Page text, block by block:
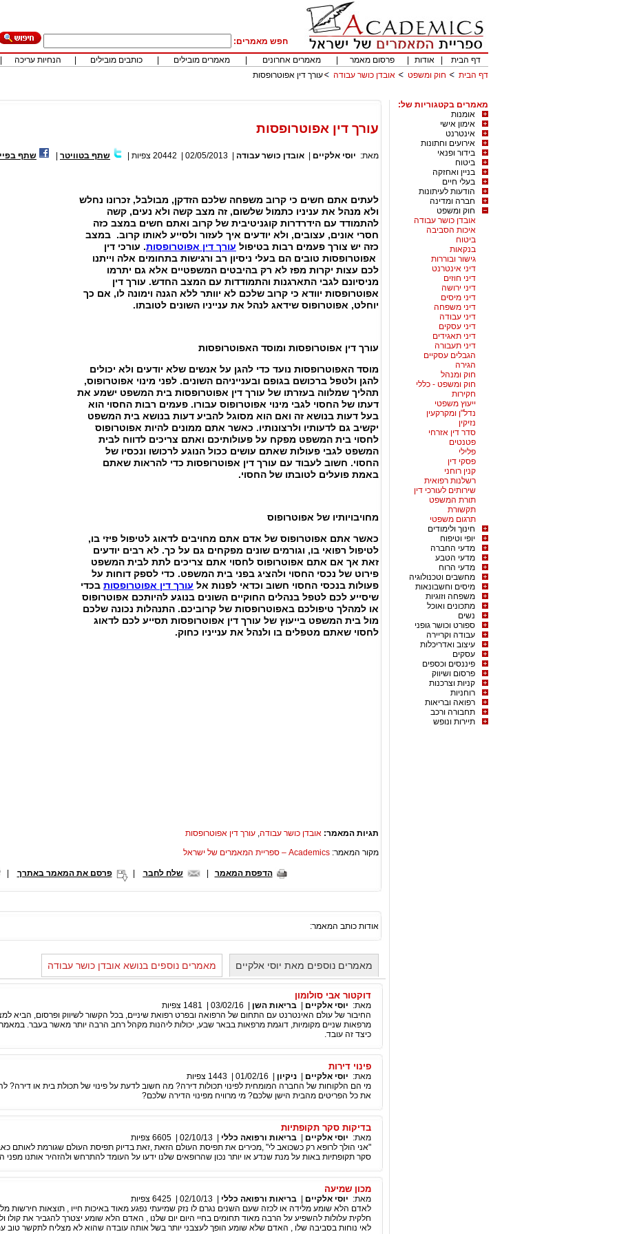
חפש מאמרים:
דף הבית
אודות פרסום מאמר מאמרים אחרונים מאמרים מובילים כותבים מובילים הנחיות עריכה
דף הבית
חוק ומשפט אובדן כושר עבודה עורך דין אפוטרופסות
מאמרים בקטגוריות של:
אומנות
אימון אישי
אינטרנט
אירועים וחתונות
בידור ופנאי
ביטוח
בניין ואחזקה
בעלי חיים
הודעות לעיתונות
חברה ומדינה
חוק ומשפט
אובדן כושר עבודה
איכות הסביבה
ביטוח
בנקאות
גישור ובוררות
דיני אינטרנט
דיני חוזים
דיני ירושה
דיני מיסים
דיני משפחה
דיני עבודה
דיני עסקים
דיני תאגידים
דיני תעבורה
הגבלים עסקיים
הגירה
חוק ומנהל
חוק ומשפט - כללי
חקירות
ייעוץ משפטי
נדל"ן ומקרקעין
נזיקין
סדר דין אזרחי
פטנטים
פלילי
פסקי דין
קנין רוחני
רשלנות רפואית
שירותים לעורכי דין
תורת המשפט
תקשורת
תרגום משפטי
חינוך ולימודים
יופי וטיפוח
מדעי החברה
מדעי הטבע
מדעי הרוח
מחשבים וטכנולוגיה
מיסים וחשבונאות
משפחה וזוגיות
מתכונים ואוכל
נשים
ספורט וכושר גופני
עבודה וקריירה
עיצוב ואדריכלות
עסקים
פיננסים וכספים
פרסום ושיווק
קניות וצרכנות
רוחניות
רפואה ובריאות
תחבורה ורכב
תיירות ונופש
עורך דין אפוטרופסות
מאת: יוסי אלקיים אובדן כושר עבודה 02/05/2013
20442 צפיות שתף בטוויטר שתף
לעתים אתם חשים כי קרוב משפחה שלכם הזדקן, מבולבל, זכרונו נחלש
ולא מנהל את עניניו כתמול שלשום, זה מצב קשה ולא נעים, קשה
להתמודד עם הידרדרות קוגניטיבית של קרוב ואתם חשים במצב כזה
חסרי אונים, עצובים, ולא יודעים איך לעזור ולסייע לאותו קרוב. במצב
כזה יש צורך פעמים רבות בטיפול עורך דין אפוטרופסות. עורכי דין
אפוטרופסות טובים הם בעלי ניסיון רב ורגישות בתחומים אלה וייתנו
לכם עצות יקרות מפז לא רק בהיבטים המשפטיים אלא גם יתרמו
מניסיונם לגבי התארגנות והתמודדות עם המצב החדש. עורך דין
אפוטרופסות יוודא כי קרוב שלכם לא יוותר ללא הגנה וימונה לו, אם כך
יוחלט, אפוטרופוס שידאג לנהל את ענייניו השונים לטובתו.
עורך דין אפוטרופסות ומוסד האפוטרופסות
מוסד האפוטרופסות נועד כדי להגן על אנשים שלא יודעים ולא יכולים
להגן ולטפל ברכושם בגופם ובענייניהם השונים. לפני מינוי אפוטרופוס,
תהליך שמלווה בעזרתו של עורך דין אפוטרופסות בית המשפט ישמע את
דעתו של החסוי לגבי מינוי אפוטרופוס עבורו. פעמים רבות החסוי הוא
בעל דעות בנושא זה ואם הוא מסוגל להביע דעות בנושא בית המשפט
יקשיב גם לדעותיו ולרצונותיו. כאשר אתם ממונים להיות אפוטרופוס
לחסוי בית המשפט מפקח על פעולותיכם ואתם צריכים לדווח לבית
המשפט לגבי פעולות שאתם עושים ככול הנוגע לרכושו ונכסיו של
החסוי. חשוב לעבוד עם עורך דין אפוטרופסות כדי להראות שאתם
באמת פועלים לטובתו של החסוי.
מחויבויותיו של אפוטרופוס
כאשר אתם אפוטרופוס של אדם אתם מחויבים לדאוג לטיפול פיזי בו,
לטיפול רפואי בו, וגורמים שונים מפקחים גם על כך. לא רבים יודעים
זאת אך אם אתם אפוטרופוס לחסוי אתם צריכים לתת לבית המשפט
פירוט של נכסי החסוי ולהציג בפני בית המשפט. כדי לספק דוחות על
פעולות בנכסי החסוי חשוב וכדאי לפנות אל עורך דין אפוטרופסות בכדי
שיסייע לכם לטפל בנהלים החוקיים השונים בנוגע להיותכם אפוטרופוס
או למהלך טיפולכם באפוטרופסות של קרוביכם. התנהלות נכונה שלכם
מול בית המשפט בייעוץ של עורך דין אפוטרופסות תסייע לכם לדאוג
לחסוי שאתם מטפלים בו ולנהל את ענייניו כחוק.
תגיות המאמר: אובדן כושר עבודה, עורך דין אפוטרופסות
מקור המאמר: Academics – ספריית המאמרים של ישראל
הדפסת המאמר שלח לחבר פרסם את המאמר באתרך |
אודות כותב המאמר:
מאמרים נוספים מאת יוסי אלקיים מאמרים נוספים בנושא אובדן כושר עבודה
דוקטור אבי סולומון
מאת: יוסי אלקיים בריאות השן 03/02/16
1481 צפיות
החיבור של עולם האינטרנט עם התחום של הרפואה ובפרט רפואת שיניים, בכל הקשור לשיווק ופרסום, הביא
מרפאות שניים מקומיות, דוגמת מרפאות בבאר שבע, יכולות ליהנות מקהל רחב הרבה יותר מאשר בעבר.
כיצד זה עובד.
פינוי דירות
מאת: יוסי אלקיים ניקיון 01/02/16
1443 צפיות
מי הם הלקוחות של החברה המומחית לפינוי תכולות דירה? מה חשוב לדעת על פינוי של תכולת בית או דירה?
את כל הפריטים מהבית הישן שלכם? מי מרוויח מפינוי הדירה שלכם?
בדיקות סקר תקופתיות
מאת: יוסי אלקיים בריאות ורפואה כללי 02/10/13
6605 צפיות
"אני הולך לרופא רק כשכואב לי" ,מכירים את תפיסת העולם הזאת ,זאת בדיוק תפיסת העולם שגורמת לאותם
סקר תקופתיות באות על מנת שנדע או יותר נכון שהרופאים שלנו ידעו על העומד להתרחש ולהזהיר אותנו מפני
מכון שמיעה
מאת: יוסי אלקיים בריאות ורפואה כללי 02/10/13
6425 צפיות
לאדם הלא שומע מלידה או לכזה שעם השנים נגרם לו נזק שמיעתי נפגע מאוד באיכות חייו , תוצאות חירשות
חלקית עלולות להשפיע על הרבה מאוד תחומים בחיי היום יום שלנו , האדם הלא שומע יצטרך להגביר את קולו
לאי נוחות בסביבה שלו , האדם שלא שומע הופך לעצבני יותר בשל אותה עובדה שהוא לא מצליח לתקשר טוב